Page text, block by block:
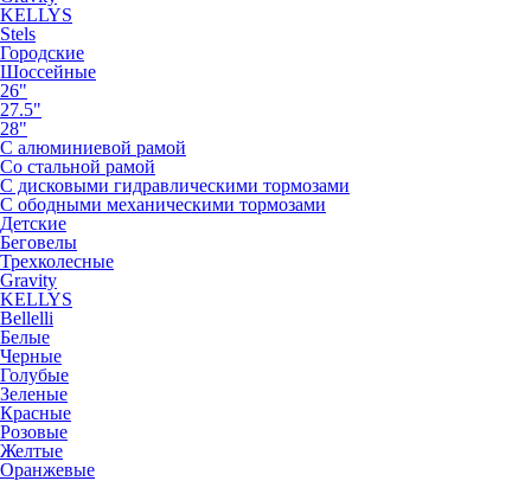
KELLYS
Stels
Городские
Шоссейные
26"
27.5"
28"
С алюминиевой рамой
Со стальной рамой
С дисковыми гидравлическими тормозами
С ободными механическими тормозами
Детские
Беговелы
Трехколесные
Gravity
KELLYS
Bellelli
Белые
Черные
Голубые
Зеленые
Красные
Розовые
Желтые
Оранжевые